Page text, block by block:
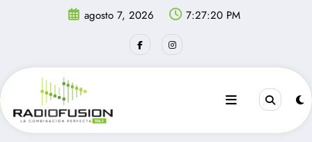
agosto 7, 2026 7:27:20 PM